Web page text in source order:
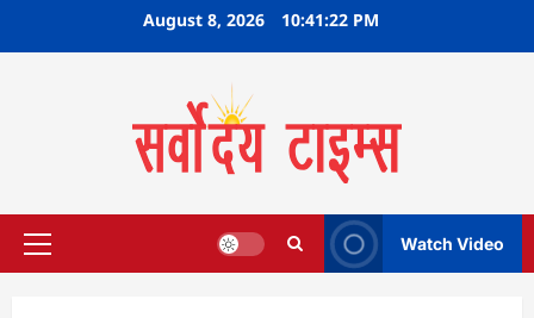
August 8, 2026 10:41:23 PM
Primary
Watch Video